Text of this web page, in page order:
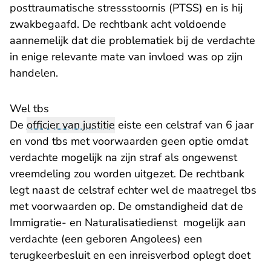
posttraumatische stressstoornis (PTSS) en is hij
zwakbegaafd. De rechtbank acht voldoende
aannemelijk dat die problematiek bij de verdachte
in enige relevante mate van invloed was op zijn
handelen.
Wel tbs
De officier van justitie eiste een celstraf van 6 jaar
en vond tbs met voorwaarden geen optie omdat
verdachte mogelijk na zijn straf als ongewenst
vreemdeling zou worden uitgezet. De rechtbank
legt naast de celstraf echter wel de maatregel tbs
met voorwaarden op. De omstandigheid dat de
Immigratie- en Naturalisatiedienst mogelijk aan
verdachte (een geboren Angolees) een
terugkeerbesluit en een inreisverbod oplegt doet